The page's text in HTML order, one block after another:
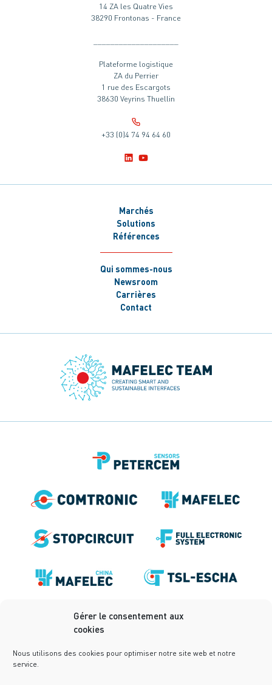
Gérer le consentement aux
cookies
Nous utilisons des cookies pour optimiser notre site web et notre
service.
14 ZA les Quatre Vies
38290 Frontonas - France
Plateforme logistique
ZA du Perrier
1 rue des Escargots
38630 Veyrins Thuellin
+33 (0)4 74 94 64 60
Marchés
Solutions
Références
Qui sommes-nous
Newsroom
Carrières
Contact